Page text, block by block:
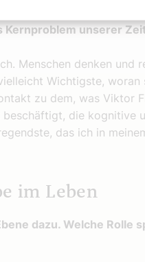
Kernproblem unserer
Menschen denken und
Wichtigste, woran
zu dem, was Viktor
die kognitive
das ich in
im Leben
dazu. Welche Rolle